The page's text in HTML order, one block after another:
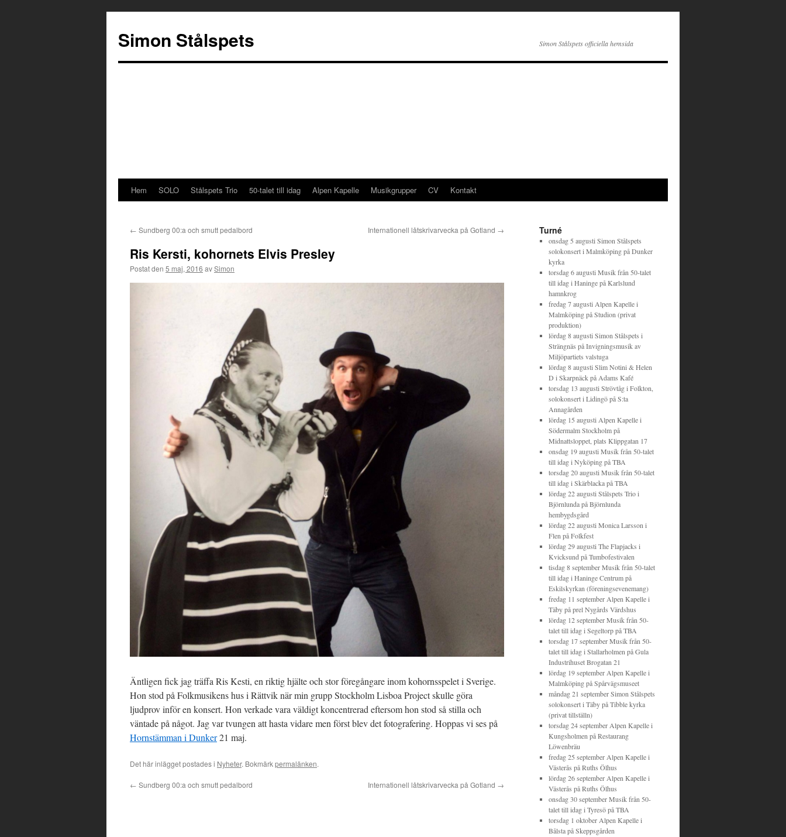
Simon Stålspets Simon Stålspets officiella hemsida
Hoppa
innehåll
Hem SOLO Stålspets Trio 50-talet till idag Alpen Kapelle Musikgrupper CV Kontakt
← Sundberg 00:a och smutt pedalbord Internationell låtskrivarvecka på Gotland →
Ris Kersti, kohornets Elvis Presley
Postat den 5 maj, 2016 avSimon
Äntligen fick jag träffa Ris Kesti, en riktig hjälte och stor föregångare inom kohornsspelet i Sverige.
Hon stod på Folkmusikens hus i Rättvik när min grupp Stockholm Lisboa Project skulle göra
ljudprov inför en konsert. Hon verkade vara väldigt koncentrerad eftersom hon stod så stilla och
väntade på något. Jag var tvungen att hasta vidare men först blev det fotografering. Hoppas vi ses på
Hornstämman i Dunker21 maj.
Det här inlägget postades i Nyheter. Bokmärkpermalänken.
← Sundberg 00:a och smutt pedalbord Internationell låtskrivarvecka på Gotland →
Turné
onsdag 5 augusti Simon Stålspets
solokonsert i Malmköping på Dunker
kyrka
torsdag 6 augusti Musik från 50-talet
till idag i Haninge på Karlslund
hamnkrog
fredag 7 augusti Alpen Kapelle i
Malmköping på Studion (privat
produktion)
lördag 8 augusti Simon Stålspets i
Strängnäs på Invigningsmusik av
Miljöpartiets valstuga
lördag 8 augusti Slim Notini & Helen
D i Skarpnäck på Adams Kafé
torsdag 13 augusti Strövtåg i Folkton,
solokonsert i Lidingö på S:ta
Annagården
lördag 15 augusti Alpen Kapelle i
Södermalm Stockholm på
Midnattsloppet, plats Klippgatan 17
onsdag 19 augusti Musik från 50-talet
till idag i Nyköping på TBA
torsdag 20 augusti Musik från 50-talet
till idag i Skärblacka på TBA
lördag 22 augusti Stålspets Trio i
Björnlunda på Björnlunda
hembygdsgård
lördag 22 augusti Monica Larsson i
Flen på Folkfest
lördag 29 augusti The Flapjacks i
Kvicksund på Tumbofestivalen
tisdag 8 septemberMusik från 50-talet
till idag i Haninge Centrum på
Eskilskyrkan (föreningsevenemang)
fredag 11 september Alpen Kapelle i
Täby på prel Nygårds Värdshus
lördag 12 septemberMusik från 50-
talet till idag i Segeltorp på TBA
torsdag 17 septemberMusik från 50-
talet till idag i Stallarholmen på Gula
Industrihuset Brogatan 21
lördag 19 september Alpen Kapelle i
Malmköping på Spårvägsmuseet
måndag 21 septemberSimon Stålspets
solokonsert i Täby på Tibble kyrka
(privat tillställn)
torsdag 24 september Alpen Kapelle i
Kungsholmen på Restaurang
Löwenbräu
fredag 25 september Alpen Kapelle i
Västerås på Ruths Ölhus
lördag 26 september Alpen Kapelle i
Västerås på Ruths Ölhus
onsdag 30 septemberMusik från 50-
talet till idag i Tyresö på TBA
torsdag 1 oktober Alpen Kapelle i
Bålsta på Skeppsgården